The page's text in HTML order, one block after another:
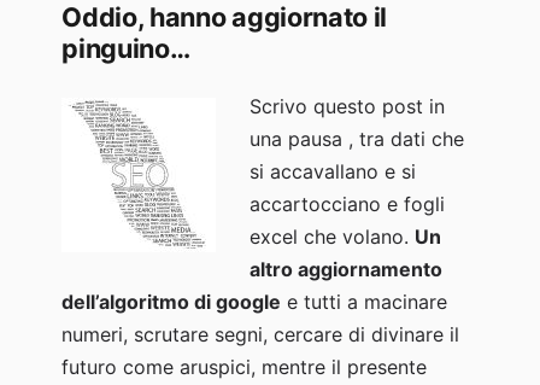
Oddio, hanno aggiornato il
pinguino…
Scrivo questo post in
una pausa , tra dati che
si accavallano e si
accartocciano e fogli
excel che volano. Un
altro aggiornamento
dell’algoritmo di google e tutti a macinare
numeri, scrutare segni, cercare di divinare il
futuro come aruspici, mentre il presente